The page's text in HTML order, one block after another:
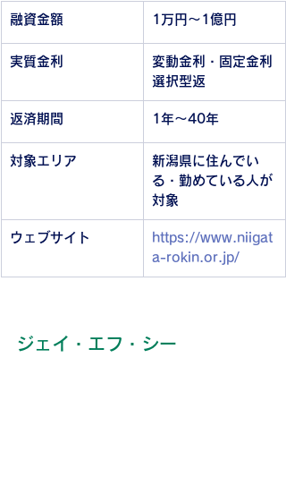
融資金額 1万円～1億円
実質金利
変動金利・固定金利
選択型返
返済期間 1年～40年
対象エリア
新潟県に住んでい
る・勤めている人が
対象
ウェブサイト
https://www.niigat
a-rokin.or.jp/
ジェイ・エフ・シー